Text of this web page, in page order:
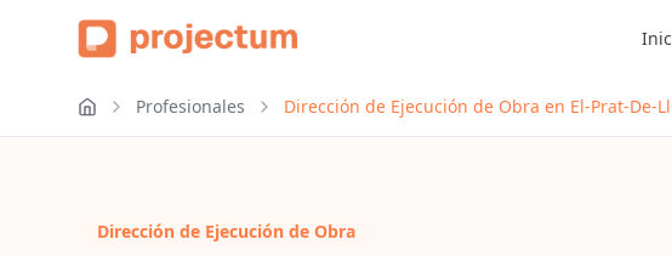
Profesionales Dirección de Ejecución de Obra en El-Prat-De-
Dirección de Ejecución de Obra